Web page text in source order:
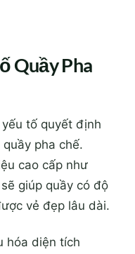
Quầy Pha
tố quyết định
pha chế.
cao cấp như
giúp quầy có độ
vẻ đẹp lâu dài.
hóa diện tích